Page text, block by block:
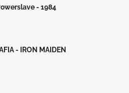
- 1984
- IRON MAIDEN